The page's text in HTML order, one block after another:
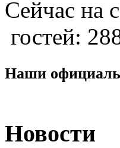
Сейчас на
гостей:
Наши
Новости